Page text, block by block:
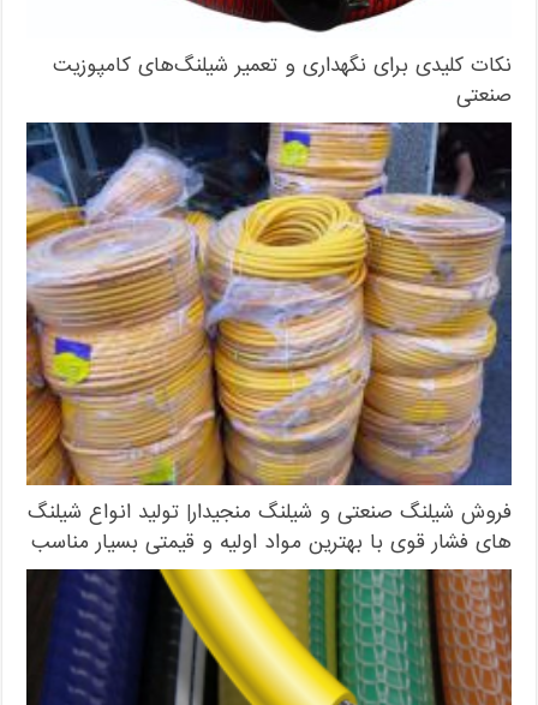
نکات کلیدی برای نگهداری و تعمیر شیلنگ‌های کامپوزیت
صنعتی
فروش شیلنگ صنعتی و شیلنگ منجیدار| تولید انواع شیلنگ
های فشار قوی با بهترین مواد اولیه و قیمتی بسیار مناسب